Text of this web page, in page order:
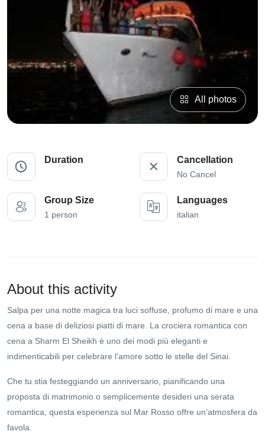
All photos
Duration Cancellation
No Cancel
Group Size
1 person
Languages
italian
About this activity
Salpa per una notte magica tra luci soffuse, profumo di mare e una
cena a base di deliziosi piatti di mare. La crociera romantica con
cena a Sharm El Sheikh è uno dei modi più eleganti e
indimenticabili per celebrare l’amore sotto le stelle del Sinai.
Che tu stia festeggiando un anniversario, pianificando una
proposta di matrimonio o semplicemente desideri una serata
romantica, questa esperienza sul Mar Rosso offre un’atmosfera da
favola.